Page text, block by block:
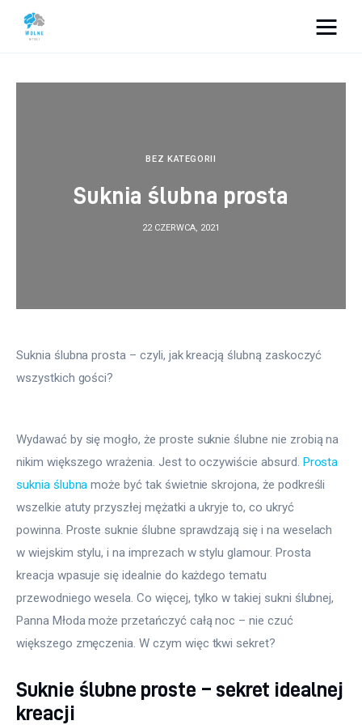
Dom i ogród
Więcej
BEZ KATEGORII
Suknia ślubna prosta
22 CZERWCA, 2021
Suknia ślubna prosta – czyli, jak kreacją ślubną zaskoczyć
wszystkich gości?
Wydawać by się mogło, że proste suknie ślubne nie zrobią na
nikim większego wrażenia. Jest to oczywiście absurd. Prosta
suknia ślubna może być tak świetnie skrojona, że podkreśli
wszelkie atuty przyszłej mężatki a ukryje to, co ukryć
powinna. Proste suknie ślubne sprawdzają się i na weselach
w wiejskim stylu, i na imprezach w stylu glamour. Prosta
kreacja wpasuje się idealnie do każdego tematu
przewodniego wesela. Co więcej, tylko w takiej sukni ślubnej,
Panna Młoda może przetańczyć całą noc – nie czuć
większego zmęczenia. W czym więc tkwi sekret?
Suknie ślubne proste – sekret idealnej
kreacji